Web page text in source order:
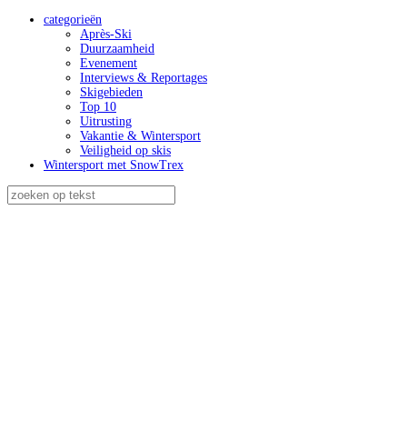
categorieën
Après-Ski
Duurzaamheid
Evenement
Interviews & Reportages
Skigebieden
Top 10
Uitrusting
Vakantie & Wintersport
Veiligheid op skis
Wintersport met SnowTrex